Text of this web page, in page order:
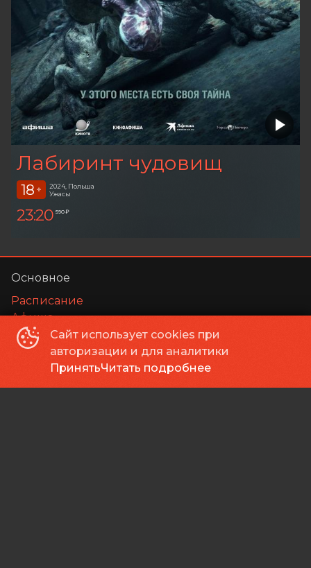
Лабиринт чудовищ
18 +
2024, Польша
Ужасы
23:20 590 ₽
Сайт использует cookies при
авторизации и для аналитики
ПринятьЧитать подробнее
Основное
Расписание
Афиша
О нас
Зрителям